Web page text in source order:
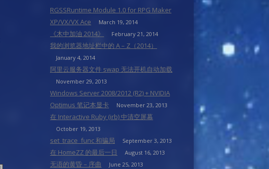
RGSSRuntime Module 1.0 for RPG Maker
XP/VX/VX Ace
March 19, 2014
《木中加油 2014》 February 21, 2014
我的浏览器地址栏中的 A – Z（2014）
January 4, 2014
阿里云服务器文件 swap 无法开机自动加载
November 29, 2013
Windows Server 2008/2012 (R2) + NVIDIA
Optimus 笔记本显卡
November 23, 2013
在 Interactive Ruby (irb) 中清空屏幕
October 19, 2013
set_trace_func 和骗局 September 3, 2013
在 HomeZZ 的最后一日 August 16, 2013
无语的黄昏 – 序曲 June 25, 2013